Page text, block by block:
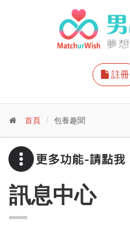
註冊
首頁 包養趣聞
訊息中心